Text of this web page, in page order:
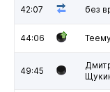
42:07 без
44:06
49:45